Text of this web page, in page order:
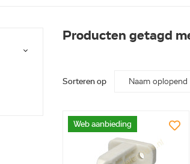
Producten getagd
Sorteren op
Web aanbieding